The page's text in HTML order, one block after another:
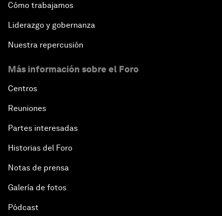
Cómo trabajamos
Liderazgo y gobernanza
Nuestra repercusión
Más información sobre el Foro
Centros
Reuniones
Partes interesadas
Historias del Foro
Notas de prensa
Galería de fotos
Pódcast